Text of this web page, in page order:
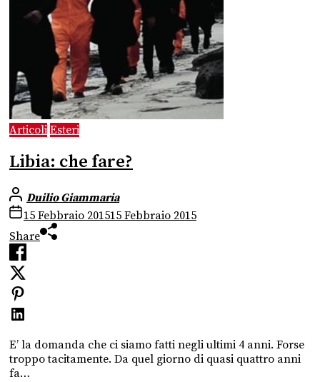
Articoli Esteri
Libia: che fare?
Duilio Giammaria
15 Febbraio 201515 Febbraio 2015
Share
E’ la domanda che ci siamo fatti negli ultimi 4 anni. Forse
troppo tacitamente. Da quel giorno di quasi quattro anni
fa…